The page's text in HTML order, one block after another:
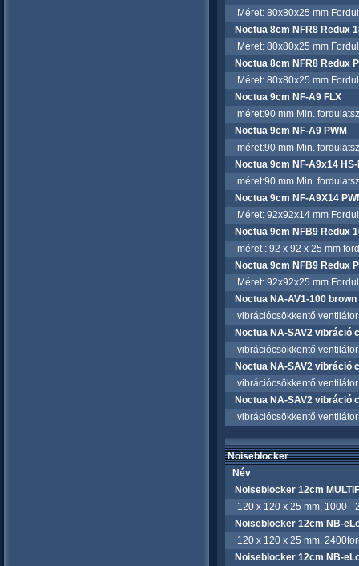
Méret: 80x80x25 mm
Noctua 8cm NFR8 Redux
Méret: 80x80x25 mm
Noctua 8cm NFR8 Redux
Méret: 80x80x25 mm
Noctua 9cm NF-A9 FLX
méret:90 mm Min.
Noctua 9cm NF-A9 PWM
méret:90 mm Min.
Noctua 9cm NF-A9x14
méret:90 mm Min.
Noctua 9cm NF-A9X14
Méret: 92x92x14 mm
Noctua 9cm NFB9 Redux
méret : 92 x 92 x 25 mm
Noctua 9cm NFB9 Redux
Méret: 92x92x25 mm
Noctua NA-AV1-100
vibrációcsökkentő ventilátor
Noctua NA-SAV2 vibráció
vibrációcsökkentő ventilátor
Noctua NA-SAV2 vibráció
vibrációcsökkentő ventilátor
Noctua NA-SAV2 vibráció
vibrációcsökkentő ventilátor
Noiseblocker
Név
Noiseblocker 12cm
120 x 120 x 25 mm, 1000 -
Noiseblocker 12cm NB-
120 x 120 x 25 mm,
Noiseblocker 12cm NB-